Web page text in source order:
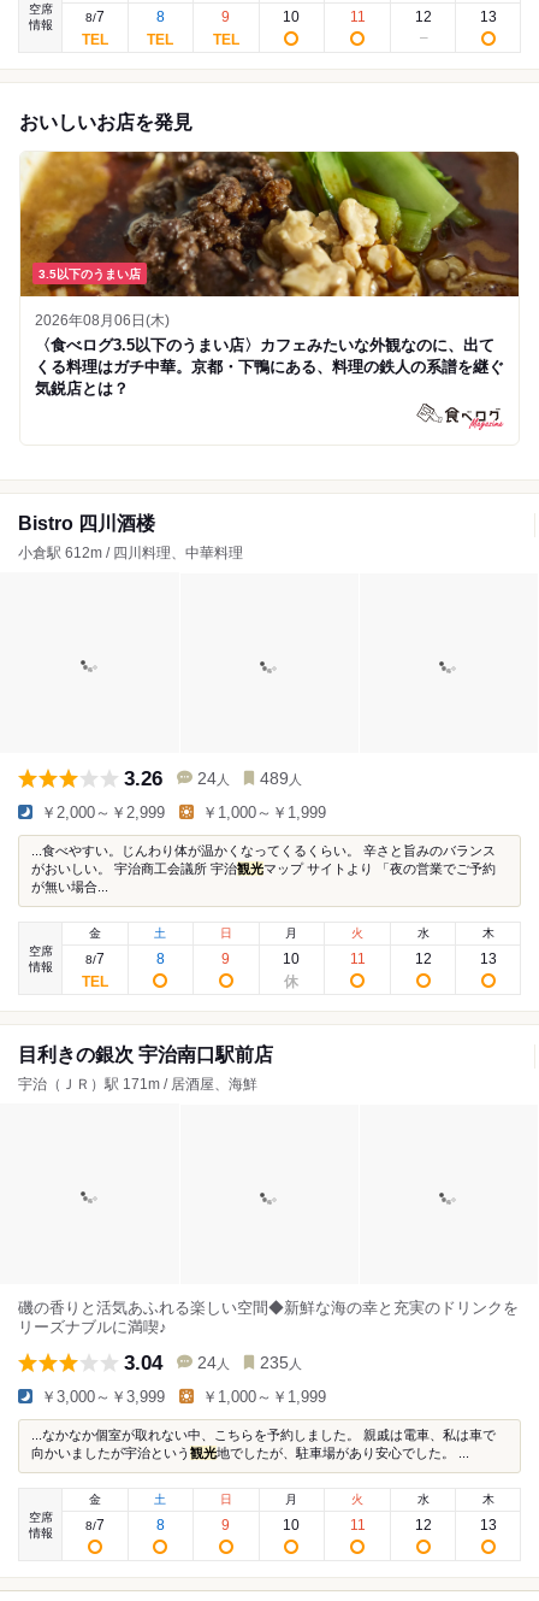
空席
情報
8/7 8 9 10 11 12 13
おいしいお店を発見
3.5以下のうまい店
2026年08月06日(木)
〈食べログ3.5以下のうまい店〉カフェみたいな外観なのに、出て
くる料理はガチ中華。京都・下鴨にある、料理の鉄人の系譜を継ぐ
気鋭店とは？
Bistro 四川酒楼
小倉駅 612m / 四川料理、中華料理
3.26 24 人 489 人
￥2,000～￥2,999 ￥1,000～￥1,999
...食べやすい。じんわり体が温かくなってくるくらい。 辛さと旨みのバランス
がおいしい。 宇治商工会議所 宇治観光マップ サイトより 「夜の営業でご予約
が無い場合...
空席
情報
金
8/7
土
8
日
9
月
10
火
11
水
12
木
13
目利きの銀次 宇治南口駅前店
宇治（ＪＲ）駅 171m / 居酒屋、海鮮
磯の香りと活気あふれる楽しい空間◆新鮮な海の幸と充実のドリンクを
リーズナブルに満喫♪
3.04 24 人 235 人
￥3,000～￥3,999 ￥1,000～￥1,999
...なかなか個室が取れない中、こちらを予約しました。 親戚は電車、私は車で
向かいましたが宇治という 観光地でしたが、駐車場があり安心でした。 ...
空席
情報
金
8/7
土
8
日
9
月
10
火
11
水
12
木
13